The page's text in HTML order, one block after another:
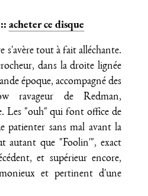
acheter ce disque
s'avère tout à fait alléchante.
dans la droite lignée
époque, accompagné des
ravageur de Redman,
Les "ouh" qui font office de
patienter sans mal avant la
autant que "Foolin'", exact
et supérieur encore,
et pertinent d'une